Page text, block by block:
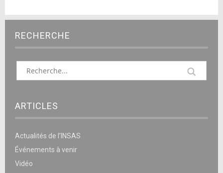
RECHERCHE
ARTICLES
Actualités de l’INSAS
Événements à venir
Vidéo